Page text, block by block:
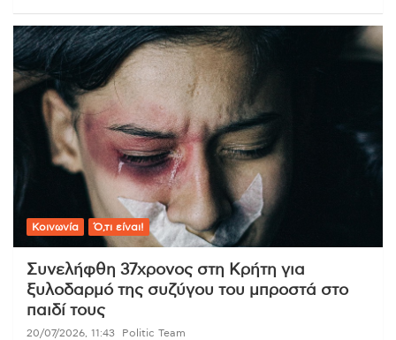
Κοινωνία Ό,τι είναι!
Συνελήφθη 37χρονος στη Κρήτη για
ξυλοδαρμό της συζύγου του μπροστά στο
παιδί τους
20/07/2026, 11:43 Politic Team